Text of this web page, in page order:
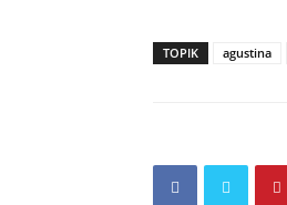
TOPIK agustina